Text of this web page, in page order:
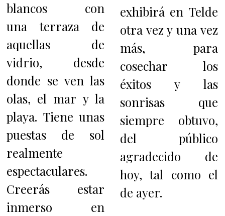
blancos con
una terraza de
aquellas de
vidrio, desde
donde se ven las
olas, el mar y la
playa. Tiene unas
puestas de sol
realmente
espectaculares.
Creerás estar
inmerso en
exhibirá en Telde
otra vez y una vez
más, para
cosechar los
éxitos y las
sonrisas que
siempre obtuvo,
del público
agradecido de
hoy, tal como el
de ayer.